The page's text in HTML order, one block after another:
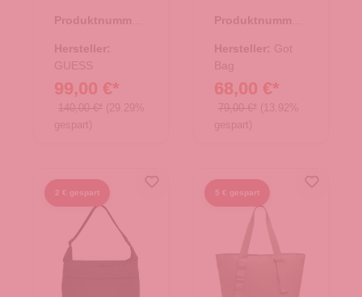
Produktnummer:
Hersteller:
GUESS
99,00 €*
140,00 €* (29.29%
gespart)
Produktnummer:
Hersteller: Got
Bag
68,00 €*
79,00 €* (13.92%
gespart)
2 € gespart 5 € gespart